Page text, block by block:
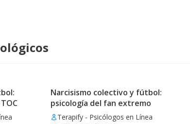
Narcisismo colectivo y fútbol:
psicología del fan extremo
Terapify - Psicólogos en Línea